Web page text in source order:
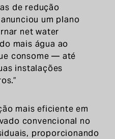
de redução
um plano
net water
mais água ao
consome — até
instalações
mais eficiente em
convencional no
proporcionando